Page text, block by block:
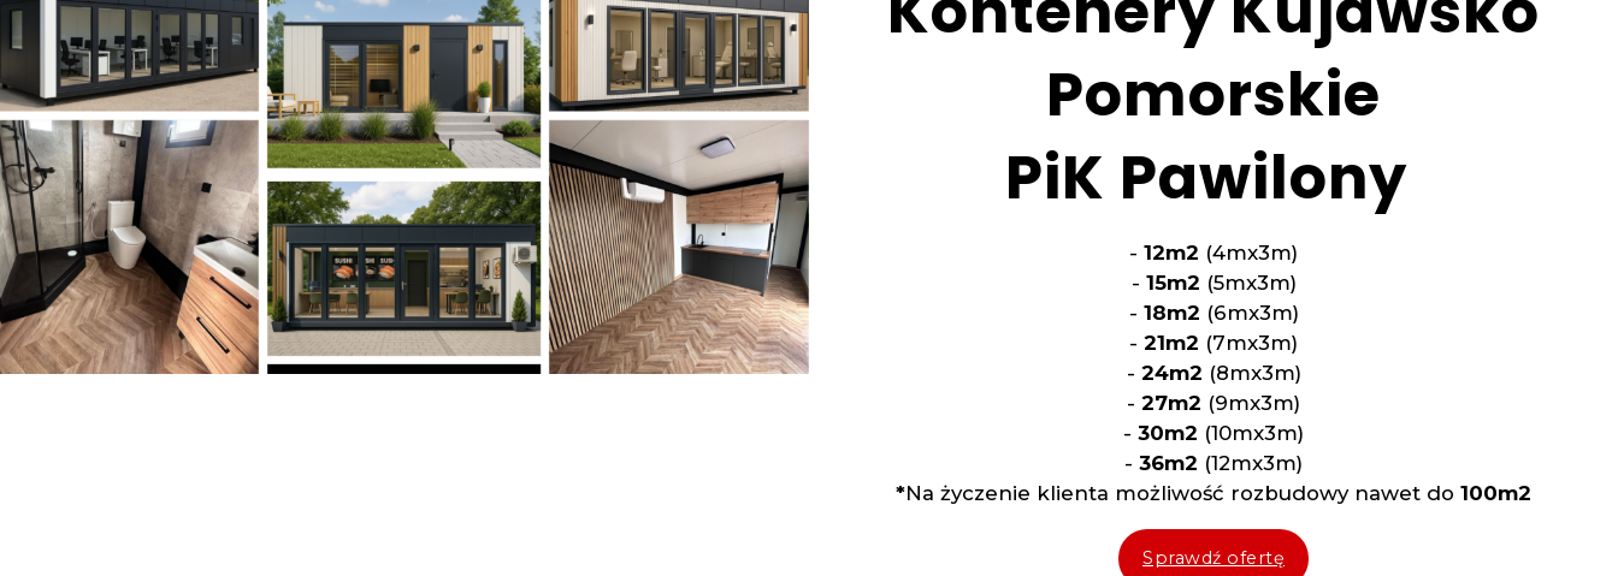
Pomorskie
PiK Pawilony
- 12m2 (4mx3m)
- 15m2 (5mx3m)
- 18m2 (6mx3m)
- 21m2 (7mx3m)
- 24m2 (8mx3m)
- 27m2 (9mx3m)
- 30m2 (10mx3m)
- 36m2 (12mx3m)
*Na życzenie klienta możliwość rozbudowy nawet do 100m2
Sprawdź ofertę